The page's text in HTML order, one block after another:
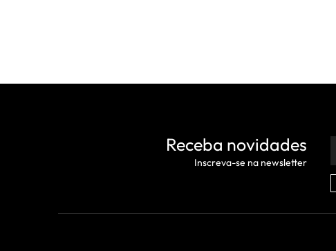
Receba novidades
Inscreva-se na newsletter